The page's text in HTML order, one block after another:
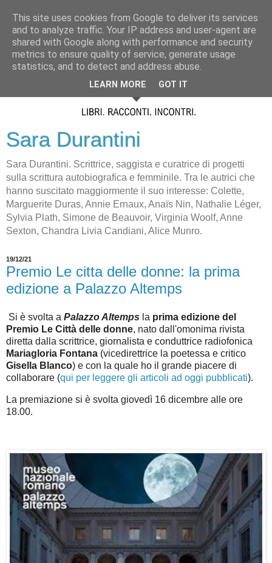
Sara Durantini
Sara Durantini. Scrittrice, saggista e curatrice di progetti
sulla scrittura autobiografica e femminile. Tra le autrici che
hanno suscitato maggiormente il suo interesse: Colette,
Marguerite Duras, Annie Ernaux, Anaïs Nin, Nathalie Léger,
Sylvia Plath, Simone de Beauvoir, Virginia Woolf, Anne
Sexton, Chandra Livia Candiani, Alice Munro.
19/12/21
Premio Le citta delle donne: la prima
edizione a Palazzo Altemps
Si è svolta a Palazzo Altemps la prima edizione del
Premio Le Città delle donne, nato dall'omonima rivista
diretta dalla scrittrice, giornalista e conduttrice radiofonica
Mariagloria Fontana (vicedirettrice la poetessa e critico
Gisella Blanco) e con la qua le ho il grande piacere di
collaborare (qui per leggere gli articoli ad oggi pubblicati).
La premiazione si è svolta giovedì 16 dicembre alle ore
18.00.
This site uses cookies from Google to deliver its services
and to analyze traffic. Your IP address and user-agent are
shared with Google along with performance and security
metrics to ensure quality of service, generate usage
statistics, and to detect and address abuse.
LEARN MORE GOT IT